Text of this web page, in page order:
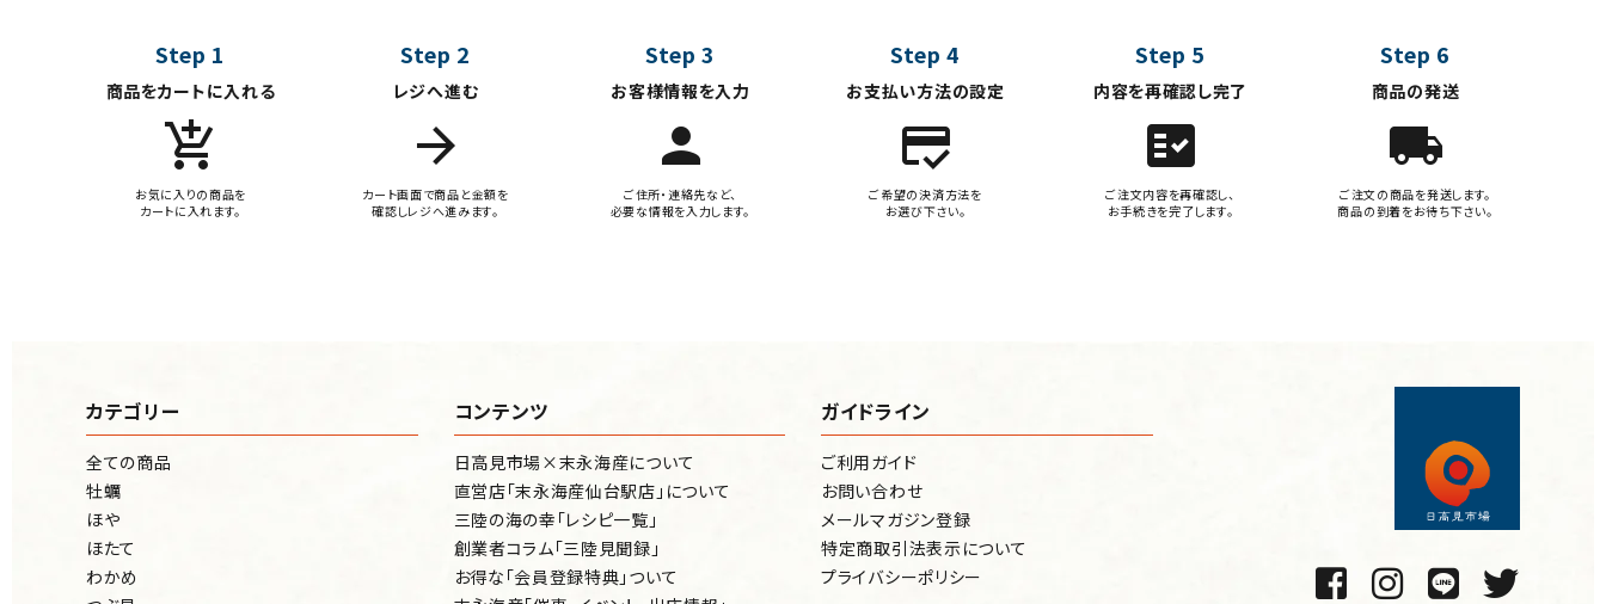
Step 1
商品をカートに入れる
add_shopping_cart
お気に入りの商品を
カートに入れます。
Step 2
レジへ進む
arrow_forward
カート画面で商品と金額を
確認しレジへ進みます。
Step 3
お客様情報を入力
person
ご住所・連絡先など、
必要な情報を入力します。
Step 4
お支払い方法の設定
credit_score
ご希望の決済方法を
お選び下さい。
Step 5
内容を再確認し完了
fact_check
ご注文内容を再確認し、
お手続きを完了します。
Step 6
商品の発送
local_shipping
ご注文の商品を発送します。
商品の到着をお待ち下さい。
カテゴリー
全ての商品
牡蠣
ほや
ほたて
わかめ
コンテンツ
日高見市場×末永海産について
直営店「末永海産仙台駅店」について
三陸の海の幸「レシピ一覧」
創業者コラム「三陸見聞録」
お得な「会員登録特典」ついて
ガイドライン
ご利用ガイド
お問い合わせ
メールマガジン登録
特定商取引法表示について
プライバシーポリシー